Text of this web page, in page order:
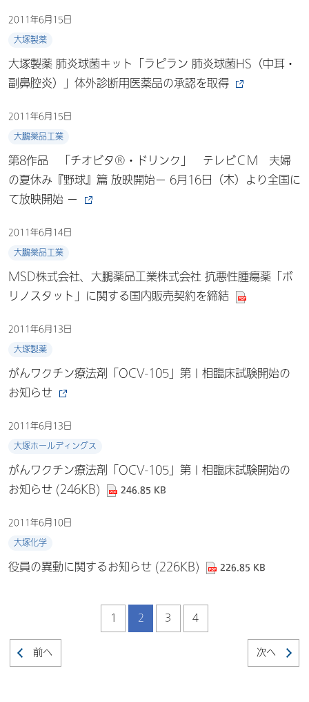
2011年6月15日
大塚製薬
大塚製薬 肺炎球菌キット「ラピラン 肺炎球菌HS（中耳・
副鼻腔炎）」体外診断用医薬品の承認を取得
2011年6月15日
大鵬薬品工業
第8作品 「チオビタ®・ドリンク」 テレビＣＭ 夫婦
の夏休み『野球』篇 放映開始－ 6月16日（木）より全国に
て放映開始 －
2011年6月14日
大鵬薬品工業
MSD株式会社、大鵬薬品工業株式会社 抗悪性腫瘍薬「ボ
リノスタット」に関する国内販売契約を締結
2011年6月13日
大塚製薬
がんワクチン療法剤「OCV-105」第Ⅰ相臨床試験開始の
お知らせ
2011年6月13日
大塚ホールディングス
がんワクチン療法剤「OCV-105」第Ⅰ相臨床試験開始の
お知らせ (246KB)
246.85 KB
2011年6月10日
大塚化学
役員の異動に関するお知らせ (226KB) 226.85 KB
前へ
1 2 3 4
次へ